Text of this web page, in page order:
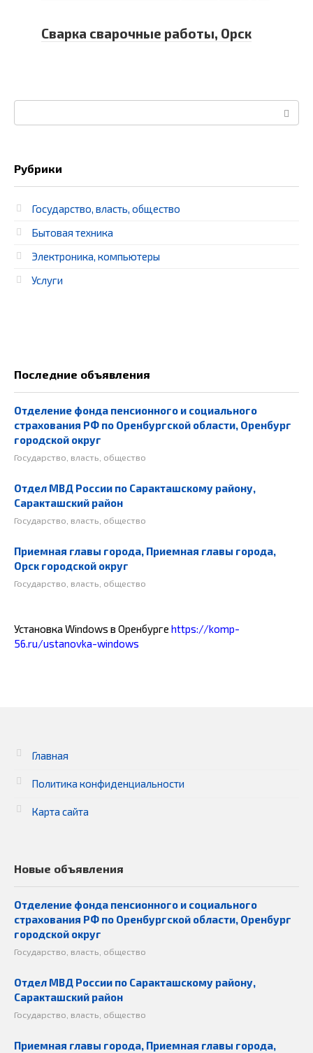
Сварка сварочные работы, Орск
Рубрики
Государство, власть, общество
Бытовая техника
Электроника, компьютеры
Услуги
Последние объявления
Отделение фонда пенсионного и социального
страхования РФ по Оренбургской области, Оренбург
городской округ
Государство, власть, общество
Отдел МВД России по Саракташскому району,
Саракташский район
Государство, власть, общество
Приемная главы города, Приемная главы города,
Орск городской округ
Государство, власть, общество
Установка Windows в Оренбурге https://komp-
56.ru/ustanovka-windows
Главная
Политика конфиденциальности
Карта сайта
Новые объявления
Отделение фонда пенсионного и социального
страхования РФ по Оренбургской области, Оренбург
городской округ
Государство, власть, общество
Отдел МВД России по Саракташскому району,
Саракташский район
Государство, власть, общество
Приемная главы города, Приемная главы города,